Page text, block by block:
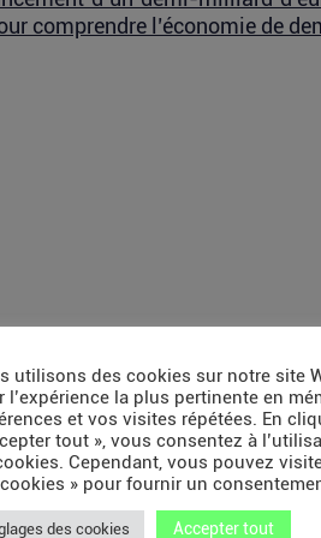
comprendre l’économie de
utilisons des cookies sur notre site
l’expérience la plus pertinente en
et vos visites répétées. En
tout », vous consentez à
Cependant, vous pouvez
» pour fournir un
des cookies Accepter tout